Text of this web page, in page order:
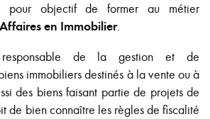
pour objectif de former au métier
en Immobilier.
de la gestion et de
immobiliers destinés à la vente ou à
des biens faisant partie de projets de
de bien connaître les règles de fiscalité